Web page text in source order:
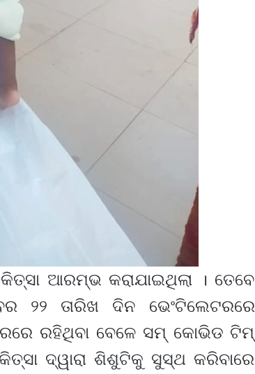
ଆରମ୍ଭ କରାଯାଇଥିଲା । ତେବେ
୨୨ ତାରିଖ ଦିନ ଭେଂଟିଲେଟରରେ
ରହିଥିବା ବେଳେ ସମ୍ କୋଭିଡ ଟିମ୍
ଦ୍ୱାରା ଶିଶୁଟିକୁ ସୁସ୍ଥ କରିବାରେ